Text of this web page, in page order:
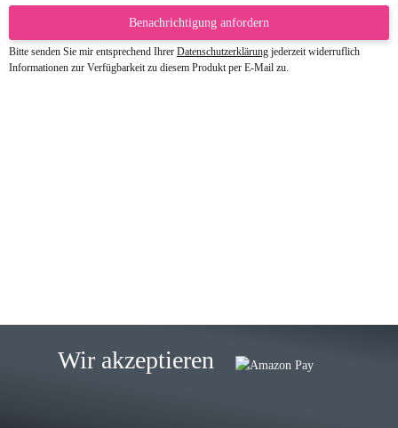
Benachrichtigung anfordern
Bitte senden Sie mir entsprechend Ihrer Datenschutzerklärung jederzeit widerruflich
Informationen zur Verfügbarkeit zu diesem Produkt per E-Mail zu.
Lieferung, man kann bedenkenlos
Wir akzeptieren